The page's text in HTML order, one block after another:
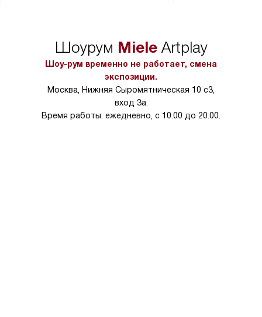
в условиях
тарифы на услуги
Шоурум MieleArtplay
Шоу-рум временно не работает, смена
экспозиции.
Москва, Нижняя Сыромятническая 10 с3,
вход 3а.
Время работы: ежедневно, с 10.00 до 20.00.